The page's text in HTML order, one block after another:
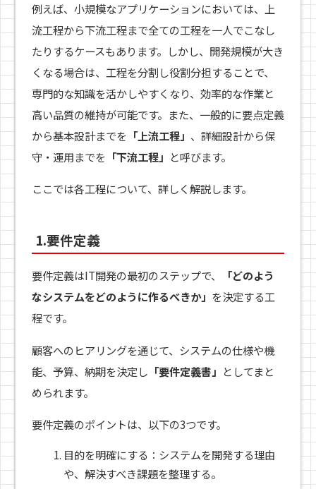
例えば、小規模なアプリケーションにおいては、上
流工程から下流工程まで全ての工程を一人でこなし
たりするケースもあります。しかし、開発規模が大き
くなる場合は、工程を分割し役割分担することで、
専門的な知識を活かしやすくなり、効率的な作業と
高い品質の維持が可能です。また、一般的に要点定義
から基本設計までを 「上流工程」 、詳細設計から保
守・運用までを 「下流工程」 と呼びます。
ここでは各工程について、詳しく解説します。
1.要件定義
要件定義はIT開発の最初のステップで、
「どのよう
なシステムをどのように作るべきか」 を決定する工
程です。
顧客へのヒアリングを通じて、システムの仕様や機
能、予算、納期を決定し 「要件定義書」 としてまと
められます。
要件定義のポイントは、以下の3つです。
目的を明確にする：システムを開発する理由
や、解決すべき課題を整理する。